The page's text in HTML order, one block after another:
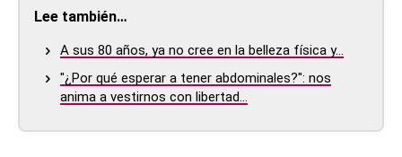
Lee también…
A sus 80 años, ya no cree en la belleza física y…
"¿Por qué esperar a tener abdominales?": nos
anima a vestirnos con libertad…